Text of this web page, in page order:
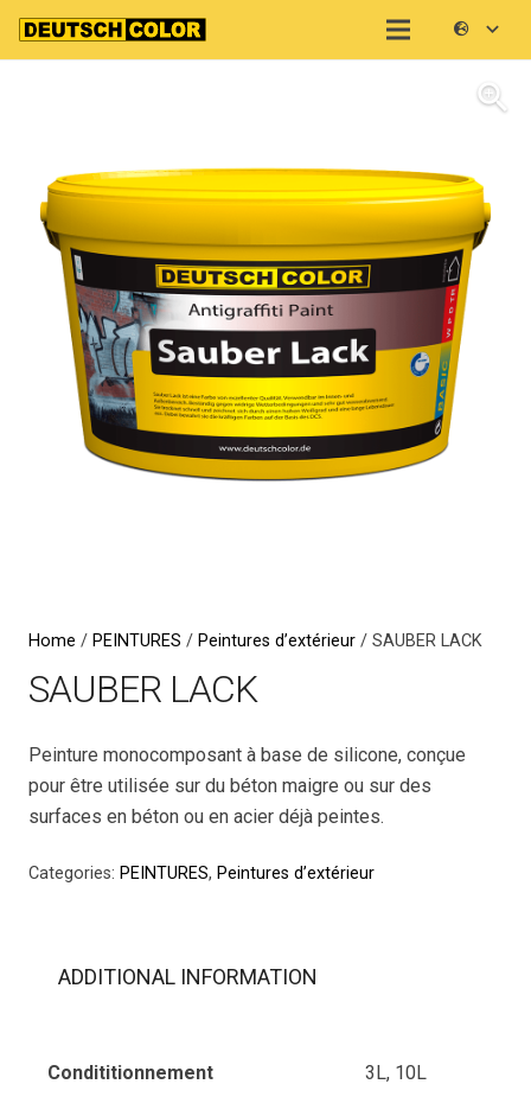
Home / PEINTURES / Peintures d’extérieur / SAUBER LACK
SAUBER LACK
Peinture monocomposant à base de silicone, conçue
pour être utilisée sur du béton maigre ou sur des
surfaces en béton ou en acier déjà peintes.
Categories: PEINTURES, Peintures d’extérieur
ADDITIONAL INFORMATION
Condititionnement 3L, 10L